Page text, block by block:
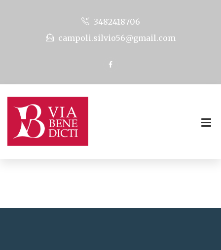
3482418706
campoli.silvio56@gmail.com